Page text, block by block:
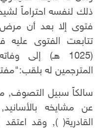
ذلك لنفسه احتراماً
فتوى إلا بعد أن مرض
تتابعت الفتوى عليه
(1025 هـ) إلى
المترجمين له
سالكاً سبيل التصوف,
عن مشايخه
القادرية( ), وقد اعتقد